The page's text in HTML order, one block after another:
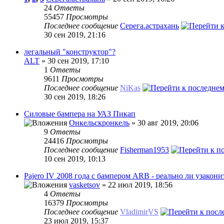
24 Ответы
55457 Просмотры
Последнее сообщение Серега.астрахань
30 сен 2019, 21:16
легальный "конструктор"?
ALT » 30 сен 2019, 17:10
1 Ответы
9611 Просмотры
Последнее сообщение NiKas
30 сен 2019, 18:26
Силовые бампера на УАЗ Пикап
Онкельскронкель » 30 авг 2019, 20:06
9 Ответы
24416 Просмотры
Последнее сообщение Fisherman1953
10 сен 2019, 10:13
Pajero IV 2008 года с бампером ARB - реально ли
vasketsov » 22 июл 2019, 18:56
4 Ответы
16379 Просмотры
Последнее сообщение VladimirVS
23 июл 2019, 15:37